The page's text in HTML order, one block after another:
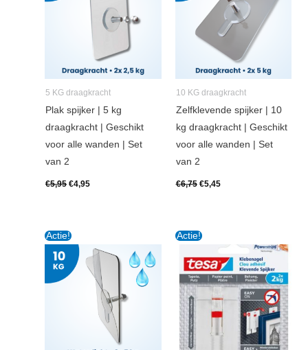
5 KG draagkracht
Plak spijker | 5 kg
draagkracht | Geschikt
voor alle wanden | Set
van 2
€5,95 €4,95
10 KG draagkracht
Zelfklevende spijker | 10
kg draagkracht | Geschikt
voor alle wanden | Set
van 2
€6,75 €5,45
Actie!Oorspronkelijke
prijs
was:
€7,25.
is:
€5,95.
Actie!Oorspronkelijke
prijs
€7,95.€7,45.